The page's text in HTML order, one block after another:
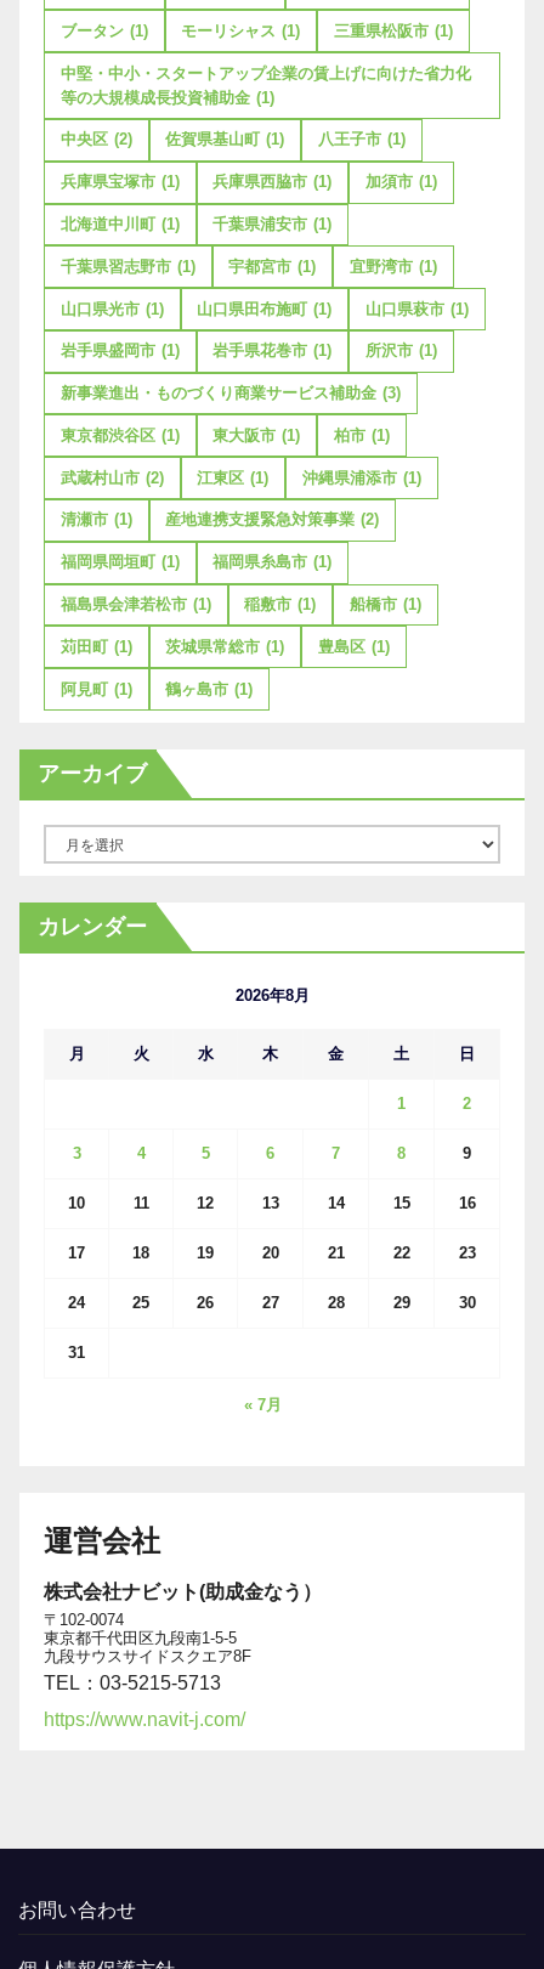
ブータン (1) モーリシャス (1) 三重県松阪市 (1)
中堅・中小・スタートアップ企業の賃上げに向けた省力化
等の大規模成長投資補助金 (1)
中央区 (2) 佐賀県基山町 (1) 八王子市 (1)
兵庫県宝塚市 (1) 兵庫県西脇市 (1) 加須市 (1)
北海道中川町 (1) 千葉県浦安市 (1)
千葉県習志野市 (1) 宇都宮市 (1) 宜野湾市 (1)
山口県光市 (1) 山口県田布施町 (1) 山口県萩市 (1)
岩手県盛岡市 (1) 岩手県花巻市 (1) 所沢市 (1)
新事業進出・ものづくり商業サービス補助金 (3)
東京都渋谷区 (1) 東大阪市 (1) 柏市 (1)
武蔵村山市 (2) 江東区 (1) 沖縄県浦添市 (1)
清瀬市 (1) 産地連携支援緊急対策事業 (2)
福岡県岡垣町 (1) 福岡県糸島市 (1)
福島県会津若松市 (1) 稲敷市 (1) 船橋市 (1)
苅田町 (1) 茨城県常総市 (1) 豊島区 (1)
阿見町 (1) 鶴ヶ島市 (1)
アーカイブ
カ
イ
カレンダー
2026年8月
月 火 水 木 金 土 日
1 2
3 4 5 6 7 8 9
10 11 12 13 14 15 16
17 18 19 20 21 22 23
24 25 26 27 28 29 30
31
« 7月
運営会社
株式会社ナビット(助成金なう）
〒102-0074
東京都千代田区九段南1-5-5
九段サウスサイドスクエア8F
TEL：03-5215-5713
https://www.navit-j.com/
お問い合わせ